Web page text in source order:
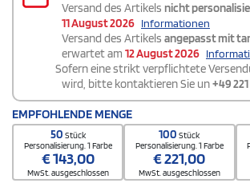
Versand des Artikels nicht
11 August 2026 Informationen
Versand des Artikels angepasst mit
erwartet am 12 August 2026
Sofern eine strikt verpflichtete
wird, bitte kontaktieren Sie un+49
EMPFOHLENDE MENGE
50 Stück
Personalisierung. 1 Farbe
€143,00
MwSt. ausgeschlossen
100Stück
Personalisierung. 1 Farbe
€221,00
MwSt. ausgeschlossen